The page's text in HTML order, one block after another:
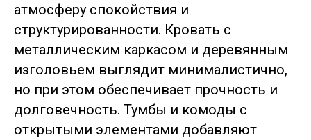
атмосферу спокойствия и
структурированности. Кровать с
металлическим каркасом и деревянным
изголовьем выглядит минималистично,
но при этом обеспечивает прочность и
долговечность. Тумбы и комоды с
открытыми элементами добавляют